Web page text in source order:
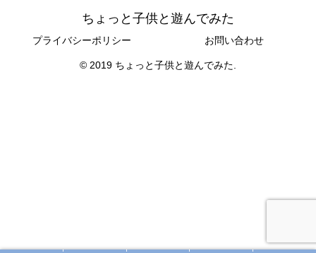
ちょっと子供と遊んでみた
プライバシーポリシー お問い合わせ
© 2019 ちょっと子供と遊んでみた.